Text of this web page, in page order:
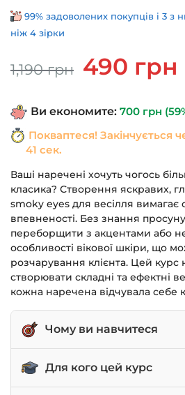
99% задоволених покупців і 3 з
ніж 4 зірки
1,190грн
Оригінальна
ціна:
490 грн
Ви економите: 700 грн
Покваптеся! Закінчується
41 сек.
Ваші наречені хочуть чогось
класика? Створення яскравих,
smoky eyes для весілля вимагає
впевненості. Без знання
переборщити з акцентами або
особливості вікової шкіри, що
розчарування клієнта. Цей курс
створювати складні та ефектні
кожна наречена відчувала себе
Чому ви навчитеся
Створювати складний
Для кого цей курс